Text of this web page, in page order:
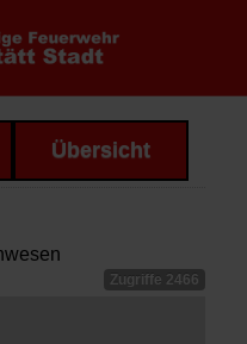
Übersicht
Zugriffe 2466